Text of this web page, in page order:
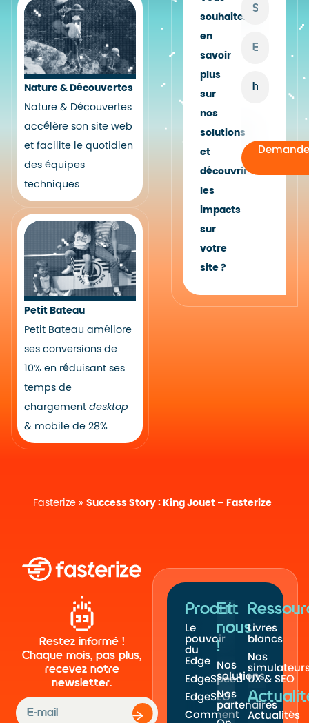
Nature & Découvertes
Nature & Découvertes
accélère son site web
et facilite le quotidien
des équipes
techniques
Petit Bateau
Petit Bateau améliore
ses conversions de
10% en réduisant ses
temps de
chargement desktop
& mobile de 28%
souhaitez
en
savoir
plus
sur
nos
solutions
et
découvrir
les
impacts
sur
votre
site ?
Fasterize » Success Story : King Jouet – Fasterize
Restez informé !
Chaque mois, pas plus,
recevez notre
newsletter.
Produit
Le
pouvoir
du
Edge
EdgeSpeed
EdgeSEO
Comment
Et
nous
!
Nos
solutions
Nos
partenaires
Livres
blancs
Nos
UX & SEO
Actualités